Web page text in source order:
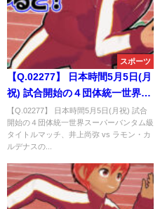
スポーツ
【Q.02277】 日本時間5月5日(月
祝) 試合開始の４団体統一世界ス
ーパーバンタム級タイトルマッ
チ、井上尚弥 vs ラモン・カルデ
ナスの試合結果は？
【Q.02277】 日本時間5月5日(月祝) 試合
開始の４団体統一世界スーパーバンタム級
タイトルマッチ、井上尚弥 vs ラモン・カ
ルデナスの...